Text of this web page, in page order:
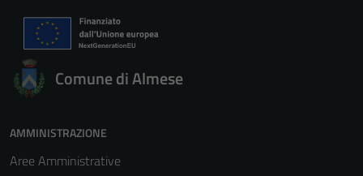
Comune di Almese
AMMINISTRAZIONE
Aree Amministrative